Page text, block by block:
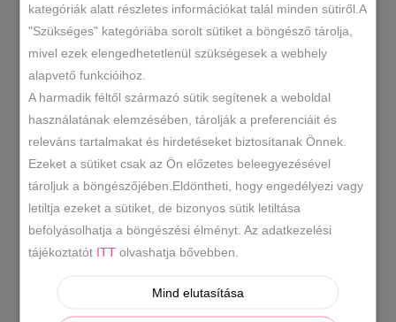
Via
Roma
arany
mintás
bőr
slip
on
mennyiség
KOSÁRBA TESZEM
SKU 8093
-20% -30% -40% ,Bőr cipő,Bőr
Sneaker- Slip On,Női cipők
CÍMKÉK
arany slip on
via roma slip on
kategóriák alatt részletes információkat talál minden sütiről.A
"Szükséges" kategóriába sorolt sütiket a böngésző tárolja,
mivel ezek elengedhetetlenül szükségesek a webhely
alapvető funkcióihoz.
A harmadik féltől származó sütik segítenek a weboldal
használatának elemzésében, tárolják a preferenciáit és
releváns tartalmakat és hirdetéseket biztosítanak Önnek.
Ezeket a sütiket csak az Ön előzetes beleegyezésével
tároljuk a böngészőjében.Eldöntheti, hogy engedélyezi vagy
letiltja ezeket a sütiket, de bizonyos sütik letiltása
befolyásolhatja a böngészési élményt. Az adatkezelési
tájékoztatót ITT olvashatja bővebben.
Mind elutasítása